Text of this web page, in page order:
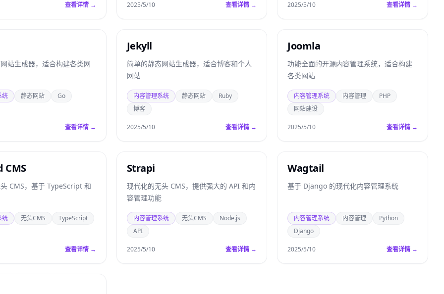
查看详情 → 2025/5/10 查看详情 → 2025/5/10 查看详情 →
站生成器，适合构建各类网
统 静态网站 Go
查看详情 →
Jekyll
简单的静态网站生成器，适合博客和个人
网站
内容管理系统 静态网站
Ruby
博客
2025/5/10 查看详情 →
Joomla
功能全面的开源内容管理系统，适合构建
各类网站
内容管理系统 内容管理
PHP
网站建设
2025/5/10 查看详情 →
CMS
CMS，基于 TypeScript 和
统 无头CMS TypeScript
查看详情 →
Strapi
现代化的无头 CMS，提供强大的 API 和内
容管理功能
内容管理系统 无头CMS
Node.js
API
2025/5/10 查看详情 →
Wagtail
基于 Django 的现代化内容管理系统
内容管理系统 内容管理
Python
Django
2025/5/10 查看详情 →